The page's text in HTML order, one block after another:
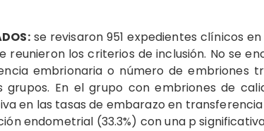
se revisaron 951 expedientes clínicos
reunieron los criterios de inclusión. No se
embrionaria o número de embriones
grupos. En el grupo con embriones de
en las tasas de embarazo en
endometrial (33.3%) con una p